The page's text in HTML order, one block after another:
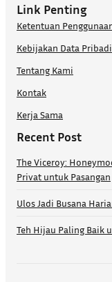
Link Penting
Ketentuan
Kebijakan Data Pribadi
Tentang Kami
Kontak
Kerja Sama
Recent Post
The Viceroy:
Privat untuk Pasangan
Ulos Jadi Busana
Teh Hijau Paling Baik